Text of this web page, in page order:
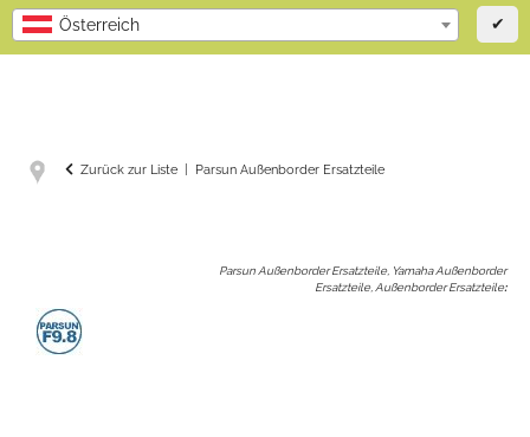
Österreich ✔
Zurück zur Liste Parsun Außenborder Ersatzteile
Parsun Außenborder Ersatzteile, Yamaha Außenborder
Ersatzteile, Außenborder Ersatzteile: